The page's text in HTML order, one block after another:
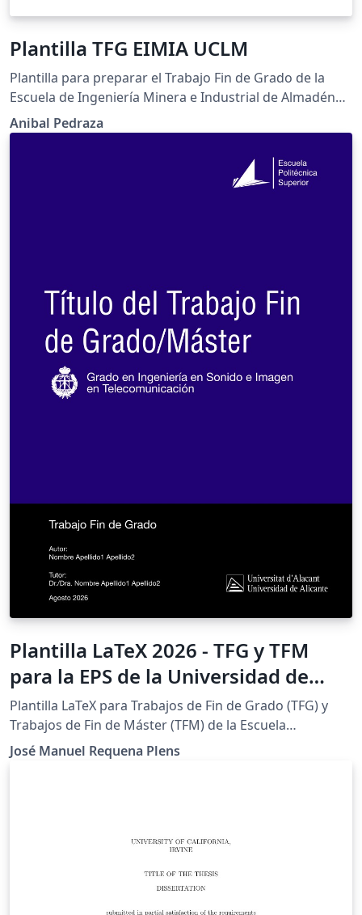
Plantilla TFG EIMIA UCLM
Plantilla para preparar el Trabajo Fin de Grado de la
Escuela de Ingeniería Minera e Industrial de Almadén
(EIMIA), Universidad de Castilla-La Mancha. Esta
plantilla sigue la normativa de elaboración y defensa
del TFG de la EIMIA, aprobada el 4 de marzo de 2026
para su aplicación a partir del curso 2026/2027
Anibal Pedraza
Plantilla LaTeX 2026 - TFG y TFM
para la EPS de la Universidad de
Alicante (Bachelor's/Master's Thesis
Template)
Plantilla LaTeX para Trabajos de Fin de Grado (TFG) y
Trabajos de Fin de Máster (TFM) de la Escuela
Politécnica Superior (EPS) de la Universidad de Alicante.
Sigue el Reglamento de TFG/TFM de la EPS e incluye las
2025 o posterior. Con pdfLaTeX o XeLaTeX la
preconfiguradas (8 grados y 13 másteres), con sus
José Manuel Requena Plens